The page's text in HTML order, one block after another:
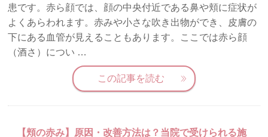
患です。赤ら顔では、顔の中央付近である鼻や頬に症状が
よくあらわれます。赤みや小さな吹き出物ができ、皮膚の
下にある血管が見えることもあります。ここでは赤ら顔
（酒さ）につい …
この記事を読む
【頬の赤み】原因・改善方法は？当院で受けられる施